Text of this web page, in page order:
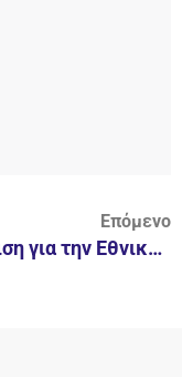
Επόμενο
Πρόκριση για την Εθνική Ομάδα οι αθλητές των Laser 4,7